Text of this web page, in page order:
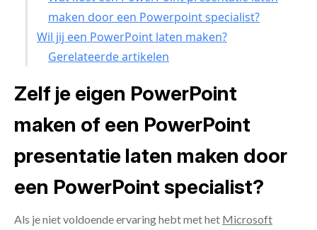
maken door een Powerpoint specialist?
Wil jij een PowerPoint laten maken?
Gerelateerde artikelen
Zelf je eigen PowerPoint
maken of een PowerPoint
presentatie laten maken door
een PowerPoint specialist?
Als je niet voldoende ervaring hebt met het Microsoft